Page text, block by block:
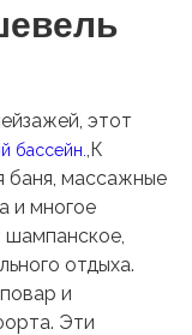
этот
бассейн. ,К
баня, массажные
и многое
шампанское,
отдыха.
и
Эти